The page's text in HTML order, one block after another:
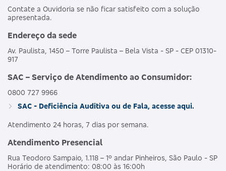
Contate a Ouvidoria se não ficar satisfeito com a solução
apresentada.
Endereço da sede
Av. Paulista, 1450 – Torre Paulista – Bela Vista - SP - CEP 01310-
917
SAC – Serviço de Atendimento ao Consumidor:
0800 727 9966
SAC - Deficiência Auditiva ou de Fala, acesse aqui.
Atendimento 24 horas, 7 dias por semana.
Atendimento Presencial
Rua Teodoro Sampaio, 1.118 – 1º andar Pinheiros, São Paulo - SP
Horário de atendimento: 08:00 às 16:00h